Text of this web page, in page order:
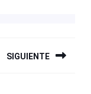
SIGUIENTE